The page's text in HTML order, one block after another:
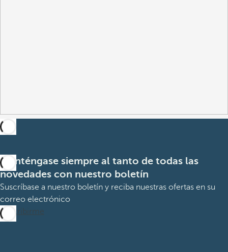
Manténgase siempre al tanto de todas las
novedades con nuestro boletín
Suscríbase a nuestro boletín y reciba nuestras ofertas en su
correo electrónico
Suscribirme